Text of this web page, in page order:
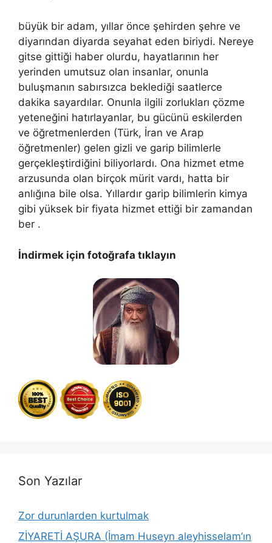
büyük bir adam, yıllar önce şehirden şehre ve
diyarından diyarda seyahat eden biriydi. Nereye
gitse gittiği haber olurdu, hayatlarının her
yerinden umutsuz olan insanlar, onunla
buluşmanın sabırsızca beklediği saatlerce
dakika sayardılar. Onunla ilgili zorlukları çözme
yeteneğini hatırlayanlar, bu gücünü eskilerden
ve öğretmenlerden (Türk, İran ve Arap
öğretmenler) gelen gizli ve garip bilimlerle
gerçekleştirdiğini biliyorlardı. Ona hizmet etme
arzusunda olan birçok mürit vardı, hatta bir
anlığına bile olsa. Yıllardır garip bilimlerin kimya
gibi yüksek bir fiyata hizmet ettiği bir zamandan
ber .
İndirmek için fotoğrafa tıklayın
Son Yazılar
Zor durunlarden kurtulmak
ZİYARETİ AŞURA (İmam Huseyn aleyhisselam’ın